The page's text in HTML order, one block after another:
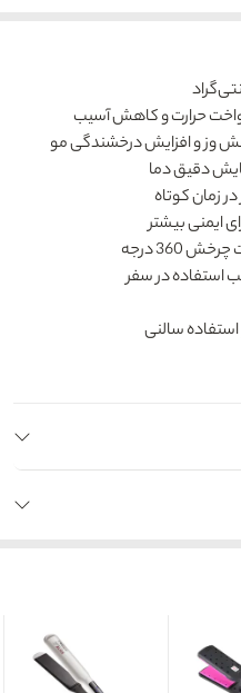
حرارت و کاهش آسیب
وز و افزایش درخشندگی مو
زمان کوتاه
ایمنی بیشتر
سالنی